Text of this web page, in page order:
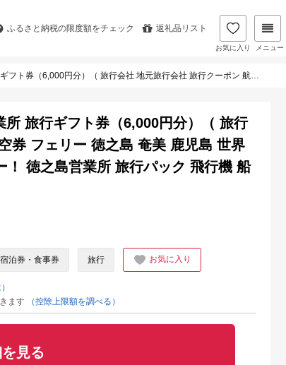
ふるさと納税の限度額をチェック 返礼品リスト
お気に入り メニュー
ーポン 航空券 フェリー 徳之島 奄美 鹿児島 世界自然遺産 奄美航空ツーリスト 奄ツー！ 徳之島営業所 旅行パック 飛行機 船 宿泊 ホテル )
旅行ギフト券（6,000円分）（ 旅行
券 フェリー 徳之島 奄美 鹿児島 世界
！ 徳之島営業所 旅行パック 飛行機 船
宿泊券・食事券 旅行 お気に入り
ます
（控除上限額を調べる）
見る